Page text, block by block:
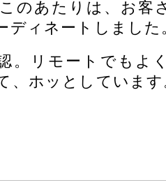
のあたりは、お客
ディネートしました
。リモートでもよ
、ホッとしていま